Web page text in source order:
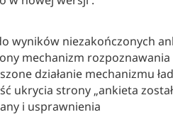
wyników niezakończonych
mechanizm
działanie mechanizmu
ukrycia strony „ankieta
i usprawnienia